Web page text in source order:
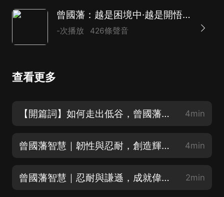
曾國藩：越是困境中·越是開悟時｜董宇輝 力薦曾國藩
-次播放 426條聲音
查看更多
【開篇詞】如何走出低谷，曾國藩給出了答案 4min
曾國藩智慧｜韌性與忍耐，創造輝煌之路 4min
曾國藩智慧｜忍耐與謙遜，成就偉大之路 2min